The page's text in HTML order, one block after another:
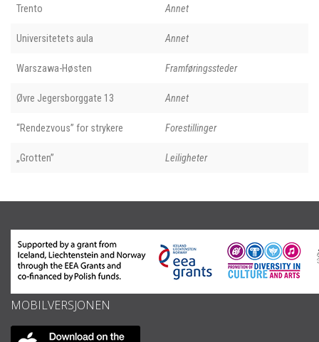
Trento Annet
Universitetets aula Annet
Warszawa-Høsten Framføringssteder
Øvre Jegersborggate 13 Annet
“Rendezvous” for strykere Forestillinger
„Grotten” Leiligheter
MOBILVERSJONEN